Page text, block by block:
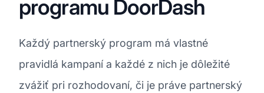
programu DoorDash
Každý partnerský program má vlastné
pravidlá kampaní a každé z nich je dôležité
zvážiť pri rozhodovaní, či je práve partnerský